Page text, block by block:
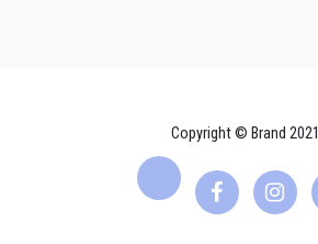
Copyright © Brand 2021